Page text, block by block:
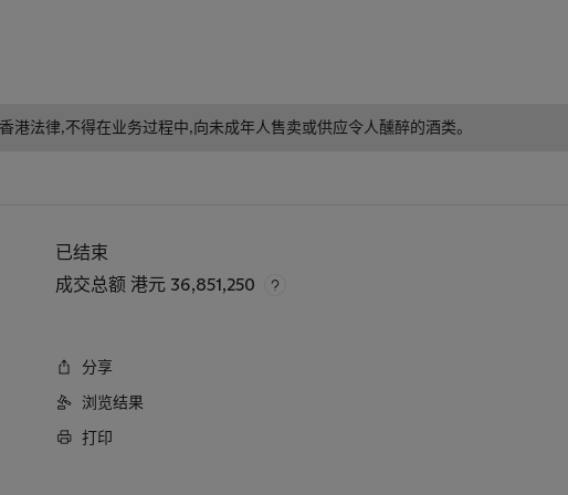
法律,不得在业务过程中,向未成年人售卖或供应令人醺醉的酒类。
已结束
成交总额 港元 36,851,250
分享
浏览结果
打印